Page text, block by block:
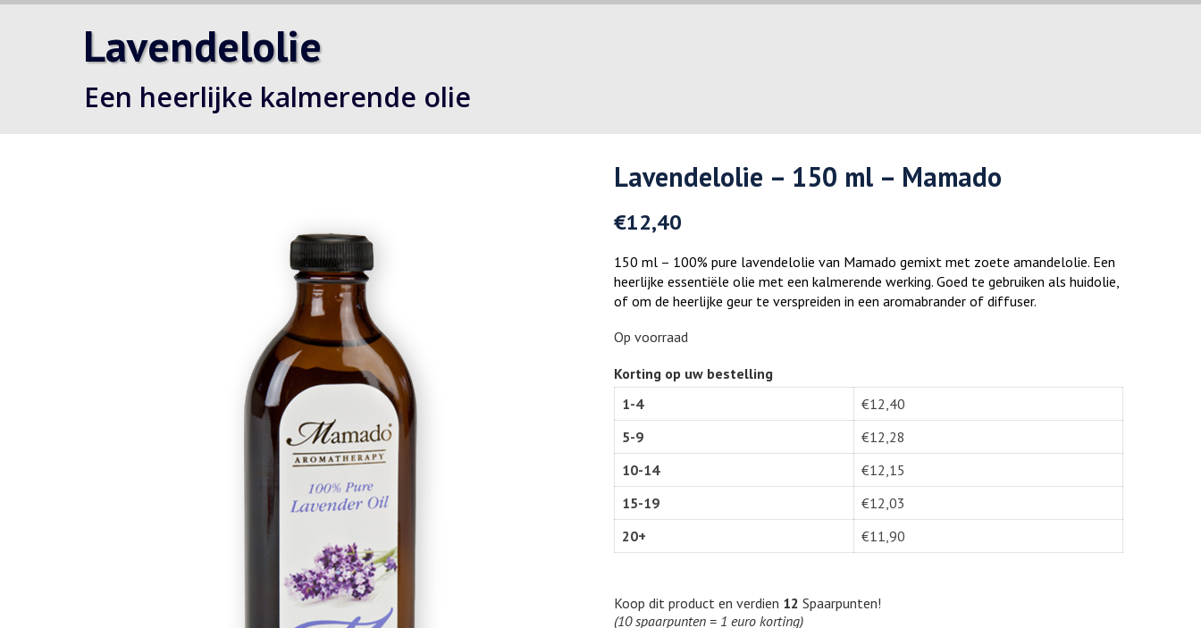
Lavendelolie
Een heerlijke kalmerende olie
Lavendelolie – 150 ml – Mamado
€12,40
150 ml – 100% pure lavendelolie van Mamado gemixt met zoete amandelolie. Een
heerlijke essentiële olie met een kalmerende werking. Goed te gebruiken als huidolie,
of om de heerlijke geur te verspreiden in een aromabrander of diffuser.
Op voorraad
Korting op uw bestelling
1-4
€12,40
5-9
€12,28
10-14
€12,15
15-19
€12,03
20+
€11,90
Koop dit product en verdien 12 Spaarpunten!
(10 spaarpunten = 1 euro korting)